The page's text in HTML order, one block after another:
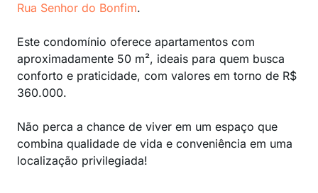
Rua Senhor do Bonfim.
Este condomínio oferece apartamentos com
aproximadamente 50 m², ideais para quem busca
conforto e praticidade, com valores em torno de R$
360.000.
Não perca a chance de viver em um espaço que
combina qualidade de vida e conveniência em uma
localização privilegiada!